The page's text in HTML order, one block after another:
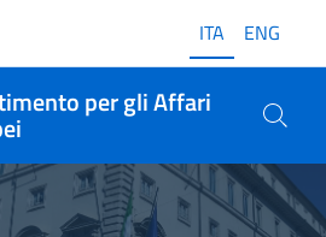
ITA ENG
per gli Affari